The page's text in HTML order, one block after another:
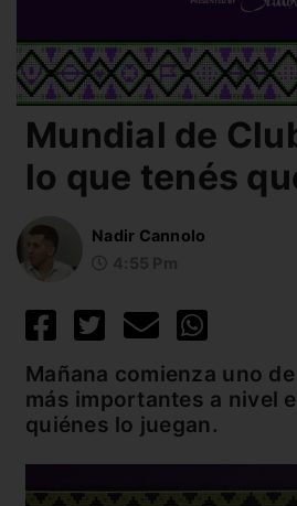
Mundial de
lo que tenés
Nadir Cannolo
Mañana comienza uno
más importantes a nivel
quiénes lo juegan.